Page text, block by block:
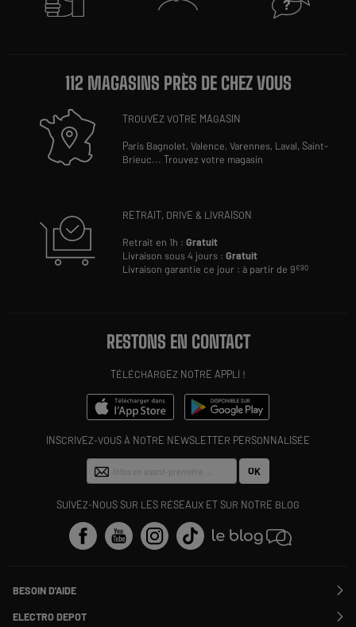
112 MAGASINS PRÈS DE CHEZ VOUS
TROUVEZ VOTRE MAGASIN
Paris Bagnolet,Valence,Varennes, Laval,Saint-
Brieuc...Trouvez votre magasin
RETRAIT, DRIVE & LIVRAISON
Retrait en 1h :Gratuit
Livraison sous 4 jours :Gratuit
Livraison garantie ce jour : à partir de 9€90
RESTONS EN CONTACT
TÉLÉCHARGEZ NOTRE APPLI !
INSCRIVEZ-VOUS À NOTRE NEWSLETTER PERSONNALISÉE
OK
SUIVEZ-NOUS SUR LES RÉSEAUX ET SUR NOTRE BLOG
BESOIN D'AIDE
Suivre ma commande
ELECTRO DEPOT